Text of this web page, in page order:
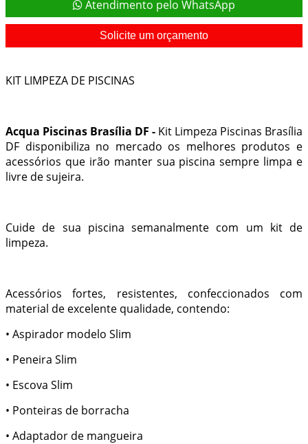
Atendimento pelo WhatsApp
Solicite um orçamento
KIT LIMPEZA DE PISCINAS
Acqua Piscinas Brasília DF - Kit Limpeza Piscinas Brasília
DF disponibiliza no mercado os melhores produtos e
acessórios que irão manter sua piscina sempre limpa e
livre de sujeira.
Cuide de sua piscina semanalmente com um kit de
limpeza.
Acessórios fortes, resistentes, confeccionados com
material de excelente qualidade, contendo:
• Aspirador modelo Slim
• Peneira Slim
• Escova Slim
• Ponteiras de borracha
• Adaptador de mangueira